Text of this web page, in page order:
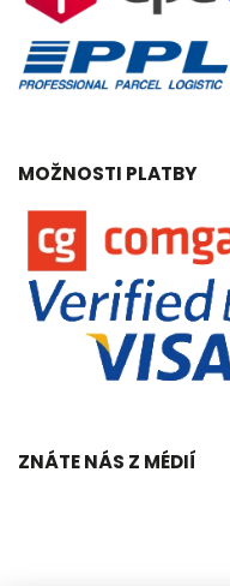
MOŽNOSTI PLATBY
ZNÁTE NÁS Z MÉDIÍ